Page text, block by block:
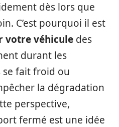
dès lors que
C’est pourquoi il est
votre véhicule des
durant les
se fait froid ou
la dégradation
perspective,
fermé est une idée